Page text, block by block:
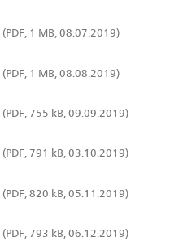
(PDF, 1 MB, 08.07.2019)
(PDF, 1 MB, 08.08.2019)
(PDF, 755 kB, 09.09.2019)
(PDF, 791 kB, 03.10.2019)
(PDF, 820 kB, 05.11.2019)
(PDF, 793 kB, 06.12.2019)